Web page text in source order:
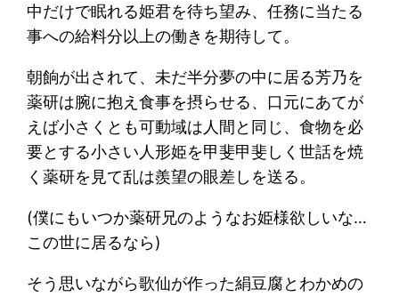
中だけで眠れる姫君を待ち望み、任務に当たる
事への給料分以上の働きを期待して。
朝餉が出されて、未だ半分夢の中に居る芳乃を
薬研は腕に抱え食事を摂らせる、口元にあてが
えば小さくとも可動域は人間と同じ、食物を必
要とする小さい人形姫を甲斐甲斐しく世話を焼
く薬研を見て乱は羨望の眼差しを送る。
(僕にもいつか薬研兄のようなお姫様欲しいな…
この世に居るなら)
そう思いながら歌仙が作った絹豆腐とわかめの